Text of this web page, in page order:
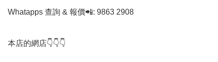
Whatapps 查詢 & 報價📲: 9863 2908
本店的網店👇👇👇